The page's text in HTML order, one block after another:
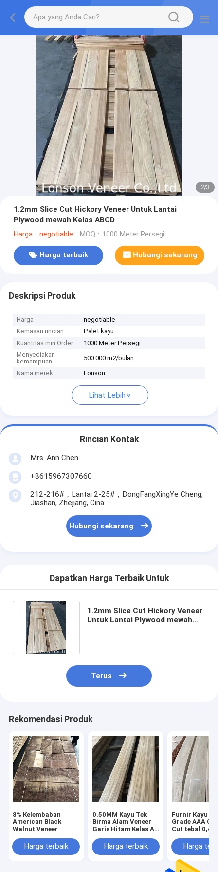
2/3
1.2mm Slice Cut Hickory Veneer Untuk Lantai
Plywood mewah Kelas ABCD
Harga：negotiable MOQ：1000 Meter Persegi
Harga terbaik Hubungi sekarang
Deskripsi Produk
Harga
negotiable
Kemasan rincian
Palet kayu
Kuantitas min Order
1000 Meter Persegi
Menyediakan
kemampuan
500.000 m2/bulan
Nama merek Lonson
Lihat Lebih
Rincian Kontak
Mrs. Ann Chen
+8615967307660
212-216#，Lantai 2-25#，DongFangXingYe Cheng,
Jiashan, Zhejiang, Cina
Hubungi sekarang
Dapatkan Harga Terbaik Untuk
1.2mm Slice Cut Hickory Veneer
Untuk Lantai Plywood mewah
Terus
Rekomendasi Produk
8% Kelembaban
American Black
Walnut Veneer
Harga terbaik
0.50MM Kayu Tek
Birma Alam Veneer
Garis Hitam Kelas AB
Harga terbaik
Furnir Kayu
Grade AAA
Cut tebal 0,45
Harga